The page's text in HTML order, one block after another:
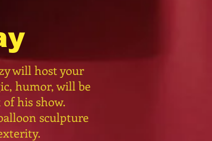
will host your
humor, will be
his show.
sculpture